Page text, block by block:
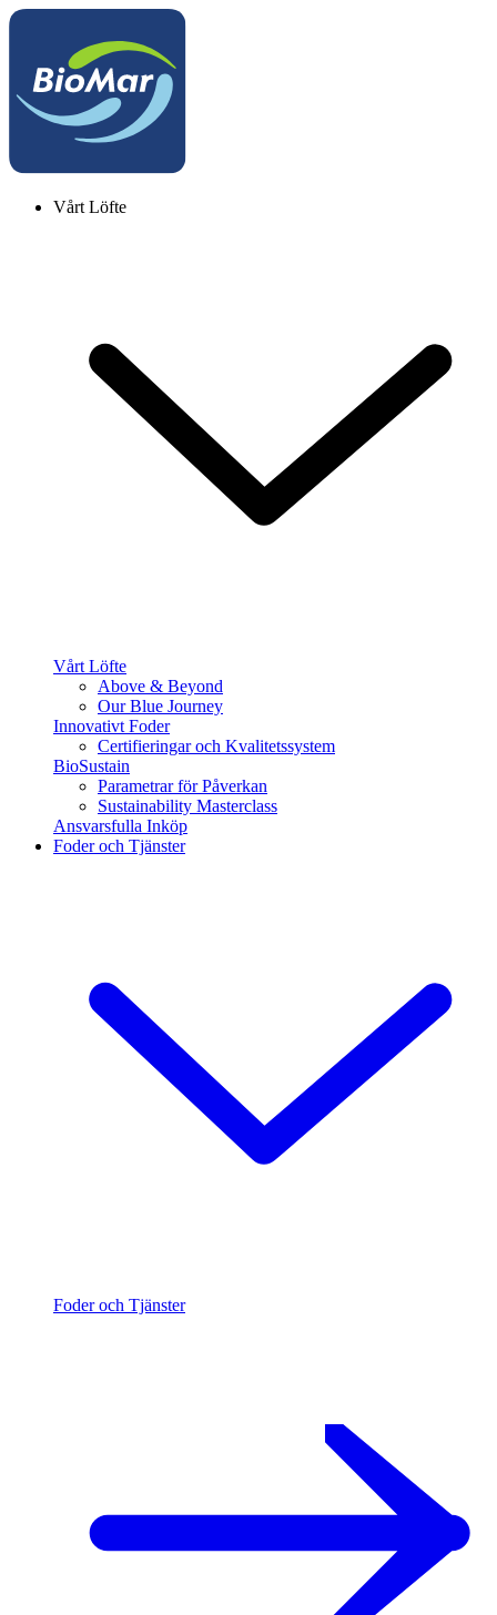
Vårt Löfte
Vårt Löfte
Above & Beyond
Our Blue Journey
Innovativt Foder
Certifieringar och Kvalitetssystem
BioSustain
Parametrar för Påverkan
Sustainability Masterclass
Ansvarsfulla Inköp
Foder och Tjänster
Foder och Tjänster